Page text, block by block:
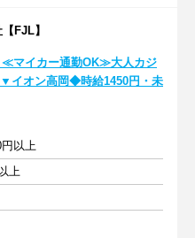
FJL】
≪マイカー通勤OK≫大人カジ
イオン高岡◆時給1450円・未
以上
上